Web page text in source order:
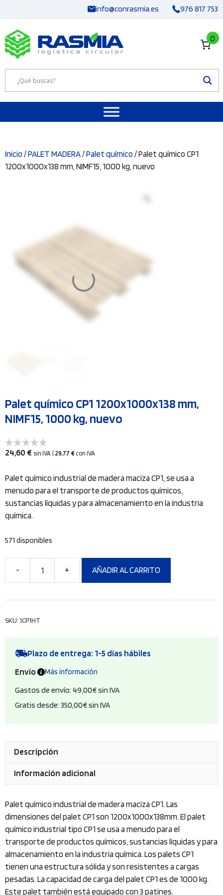
contenido
info@conrasmia.es 976 817 753
0
Inicio /PALET MADERA/Palet químico / Palet químico CP1
1200x1000x138 mm, NIMF15, 1000 kg, nuevo
Palet químico CP1 1200x1000x138 mm,
NIMF15, 1000 kg, nuevo
24,60 € sin IVA 29,77 € con IVA
Palet químico industrial de madera maciza CP1, se usa a
menudo para el transporte de productos químicos,
sustancias líquidas y para almacenamiento en la industria
química.
571 disponibles
Palet
CP1
1000
nuevo
cantidad
AÑADIR AL CARRITO
SKU:1CP1HT
Plazo de entrega: 1-5 días hábiles
Envío
Más información
Gastos de envío: 49,00€ sin IVA
Gratis desde: 350,00€ sin IVA
Descripción
Información adicional
Palet químico industrial de madera maciza CP1. Las
dimensiones del palet CP1 son 1200x1000x138mm. El palet
químico industrial tipo CP1 se usa a menudo para el
transporte de productos químicos, sustancias líquidas y para
almacenamiento en la industria química. Los palets CP1
tienen una estructura sólida y son resistentes a cargas
pesadas. La capacidad de carga del palet CP1 es de 1000 kg.
Este palet también está equipado con 3 patines.